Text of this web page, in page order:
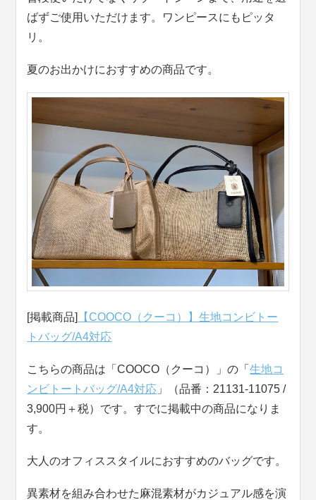
ばずご使用いただけます。ワンピースにもピッタ
リ。
夏のお出かけにおすすめの商品です。
[掲載商品]
【COOCO（クーコ）】生地コンビトー
トバッグ/A4対応
こちらの商品は「COOCO（クーコ）」の「生地コ
ンビトートバッグ/A4対応 」（品番：21131-11075 /
3,900円＋税）です。すでに掲載中の商品になりま
す。
大人のオフィススタイルにおすすめのバッグです。
異素材を組み合わせた麻混素材がカジュアル感を演